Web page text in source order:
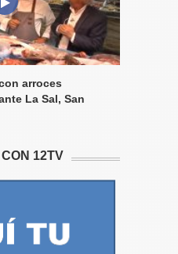
arroces
La Sal, San
12TV